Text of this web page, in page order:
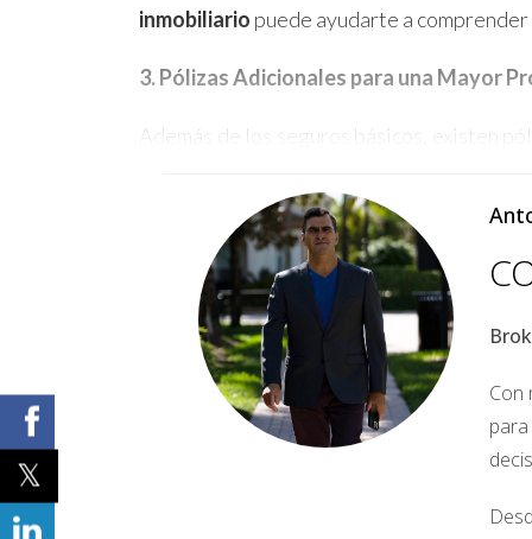
inmobiliario puede ayudarte a
3. Pólizas Adicionales para una Mayor
Además de los seguros básicos, existen
Seguro contra inundaciones:
Este
Seguro contra terremotos:
Este
propiedad estándar.
Seguro de responsabilidad civil
de tu seguro de propiedad.
4. ¿Qué Factores Afectan el Costo del
El costo del seguro de propiedad varía
Las
Con